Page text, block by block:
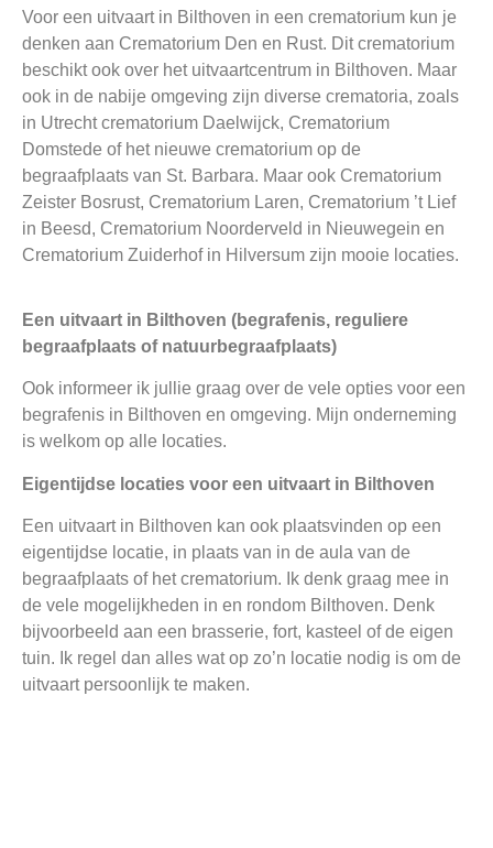
Voor een uitvaart in Bilthoven in een crematorium kun je
denken aan Crematorium Den en Rust. Dit crematorium
beschikt ook over het uitvaartcentrum in Bilthoven. Maar
ook in de nabije omgeving zijn diverse crematoria, zoals
in Utrecht crematorium Daelwijck, Crematorium
Domstede of het nieuwe crematorium op de
begraafplaats van St. Barbara. Maar ook Crematorium
Zeister Bosrust, Crematorium Laren, Crematorium ’t Lief
in Beesd, Crematorium Noorderveld in Nieuwegein en
Crematorium Zuiderhof in Hilversum zijn mooie locaties.
Een uitvaart in Bilthoven (begrafenis, reguliere
begraafplaats of natuurbegraafplaats)
Ook informeer ik jullie graag over de vele opties voor een
begrafenis in Bilthoven en omgeving. Mijn onderneming
is welkom op alle locaties.
Eigentijdse locaties voor een uitvaart in Bilthoven
Een uitvaart in Bilthoven kan ook plaatsvinden op een
eigentijdse locatie, in plaats van in de aula van de
begraafplaats of het crematorium. Ik denk graag mee in
de vele mogelijkheden in en rondom Bilthoven. Denk
bijvoorbeeld aan een brasserie, fort, kasteel of de eigen
tuin. Ik regel dan alles wat op zo’n locatie nodig is om de
uitvaart persoonlijk te maken.